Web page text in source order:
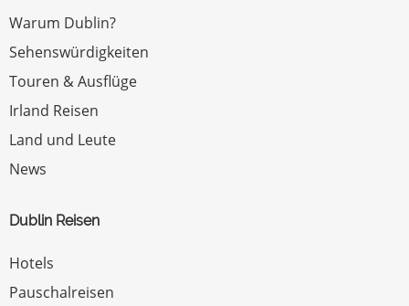
Warum Dublin?
Sehenswürdigkeiten
Touren & Ausflüge
Irland Reisen
Land und Leute
News
Dublin Reisen
Hotels
Pauschalreisen